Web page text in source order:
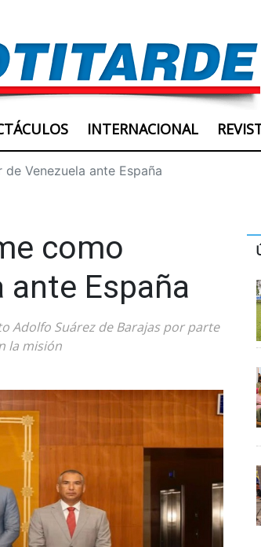
INTERNACIONAL
Venezuela ante España
como
ante España
Adolfo Suárez de Barajas por parte
la misión